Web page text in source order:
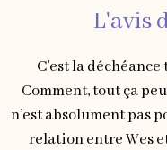
L'avis
C’est la
Comment, tout ça
n’est absolument pas
relation entre Wes